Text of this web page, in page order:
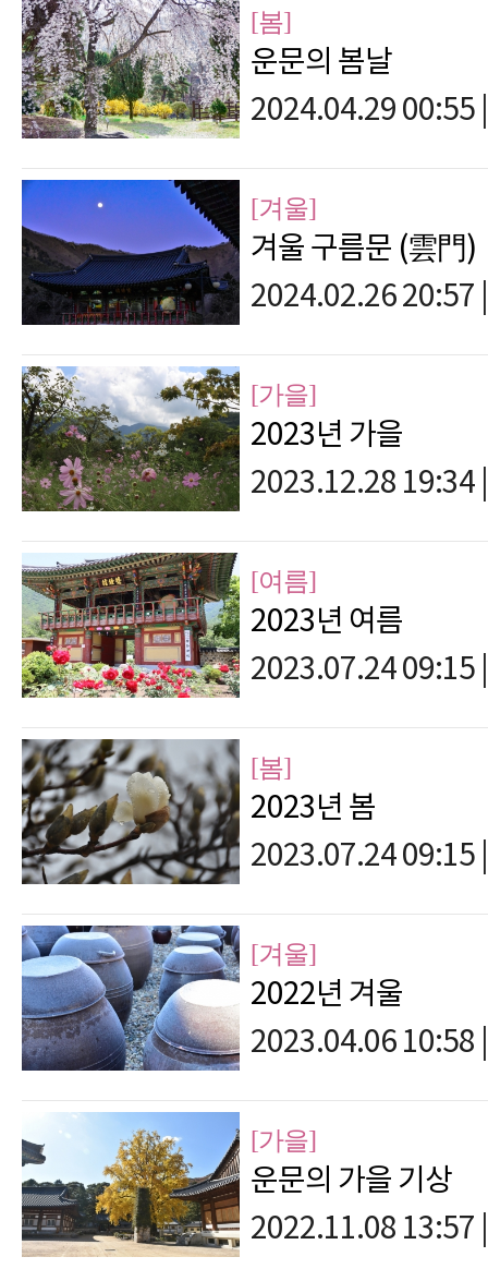
[봄]
운문의 봄날
2024.04.29 00:55
[겨울]
겨울 구름문 (雲門)
2024.02.26 20:57
[가을]
2023년 가을
2023.12.28 19:34
[여름]
2023년 여름
2023.07.24 09:15
[봄]
2023년 봄
2023.07.24 09:15
[겨울]
2022년 겨울
2023.04.06 10:58
[가을]
운문의 가을 기상
2022.11.08 13:57